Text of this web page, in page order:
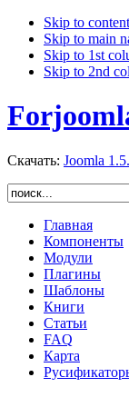
Skip to content
Skip to main
Skip to 1st
Skip to 2nd
Скачать: Joomla
Главная
Компоненты
Модули
Плагины
Шаблоны
Книги
Статьи
FAQ
Карта